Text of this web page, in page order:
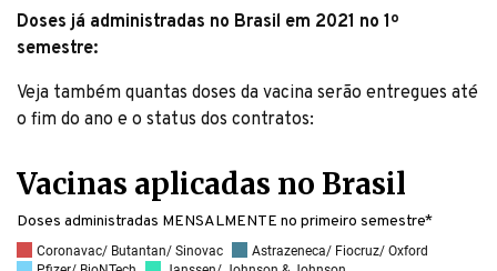
Doses já administradas no Brasil em 2021 no 1º
semestre:
Veja também quantas doses da vacina serão entregues até
o fim do ano e o status dos contratos:
Vacinas aplicadas no Brasil
Doses administradas MENSALMENTE no primeiro semestre*